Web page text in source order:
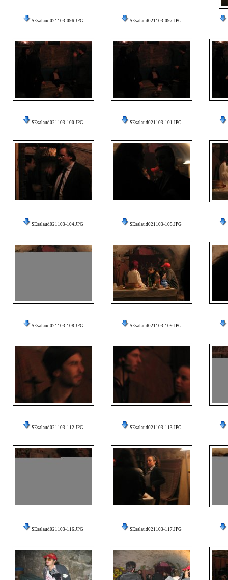
SEsalaud021103-096.JPG SEsalaud021103-097.JPG
SEsalaud021103-100.JPG SEsalaud021103-101.JPG
SEsalaud021103-104.JPG SEsalaud021103-105.JPG
SEsalaud021103-108.JPG SEsalaud021103-109.JPG
SEsalaud021103-112.JPG SEsalaud021103-113.JPG
SEsalaud021103-116.JPG SEsalaud021103-117.JPG